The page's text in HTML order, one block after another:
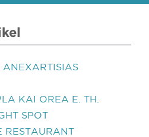
ANEXARTISIAS
KAI OREA E. TH.
SPOT
RESTAURANT